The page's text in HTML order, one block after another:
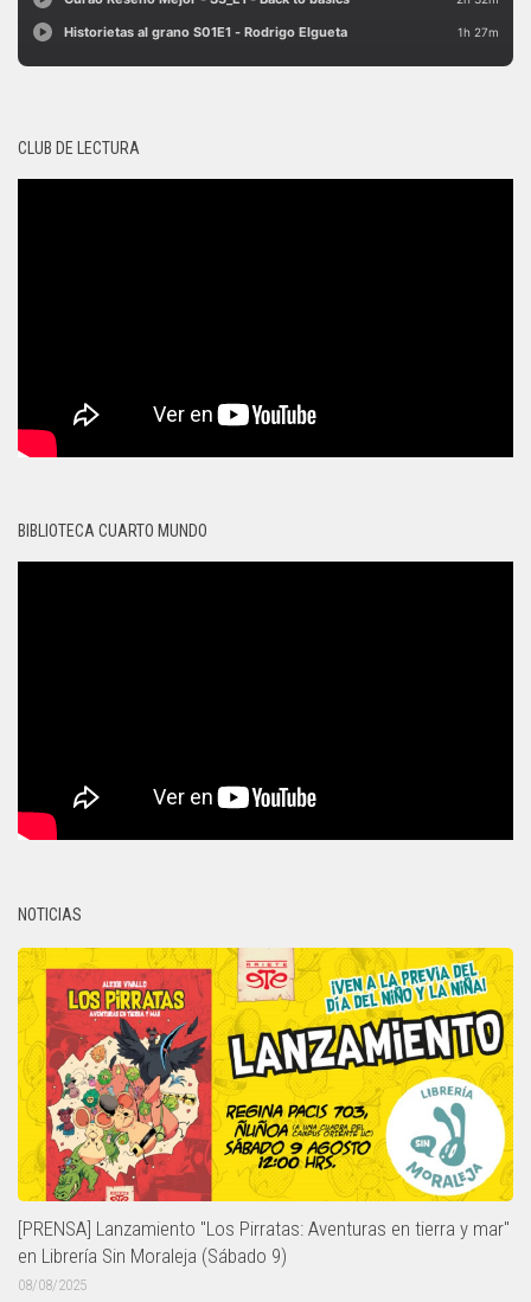
CLUB DE LECTURA
BIBLIOTECA CUARTO MUNDO
NOTICIAS
[PRENSA] Lanzamiento "Los Pirratas: Aventuras en tierra y mar"
en Librería Sin Moraleja (Sábado 9)
08/08/2025